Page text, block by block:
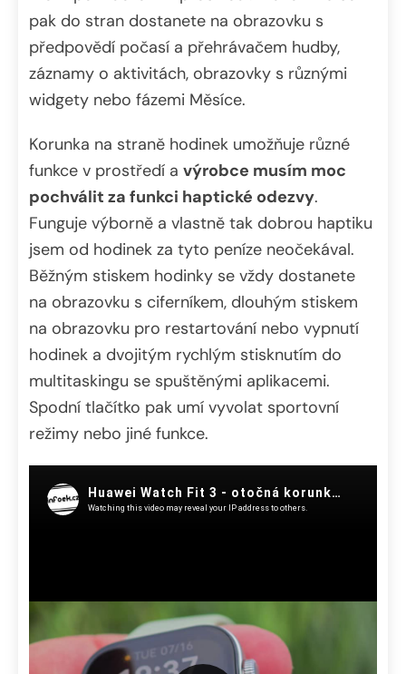
pak do stran dostanete na obrazovku s
předpovědí počasí a přehrávačem hudby,
záznamy o aktivitách, obrazovky s různými
widgety nebo fázemi Měsíce.
Korunka na straně hodinek umožňuje různé
funkce v prostředí a výrobce musím moc
pochválit za funkci haptické odezvy.
Funguje výborně a vlastně tak dobrou haptiku
jsem od hodinek za tyto peníze neočekával.
Běžným stiskem hodinky se vždy dostanete
na obrazovku s ciferníkem, dlouhým stiskem
na obrazovku pro restartování nebo vypnutí
hodinek a dvojitým rychlým stisknutím do
multitaskingu se spuštěnými aplikacemi.
Spodní tlačítko pak umí vyvolat sportovní
režimy nebo jiné funkce.